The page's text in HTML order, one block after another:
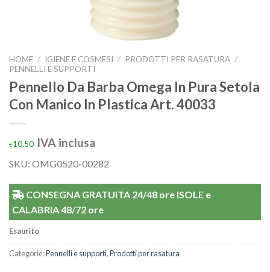
HOME / IGIENE E COSMESI / PRODOTTI PER RASATURA /
PENNELLI E SUPPORTI
Pennello Da Barba Omega In Pura Setola
Con Manico In Plastica Art. 40033
€10.50 IVA inclusa
SKU: OMG0520-00282
CONSEGNA GRATUITA 24/48 ore ISOLE e
CALABRIA 48/72 ore
Esaurito
Categorie:Pennelli e supporti,Prodotti per rasatura